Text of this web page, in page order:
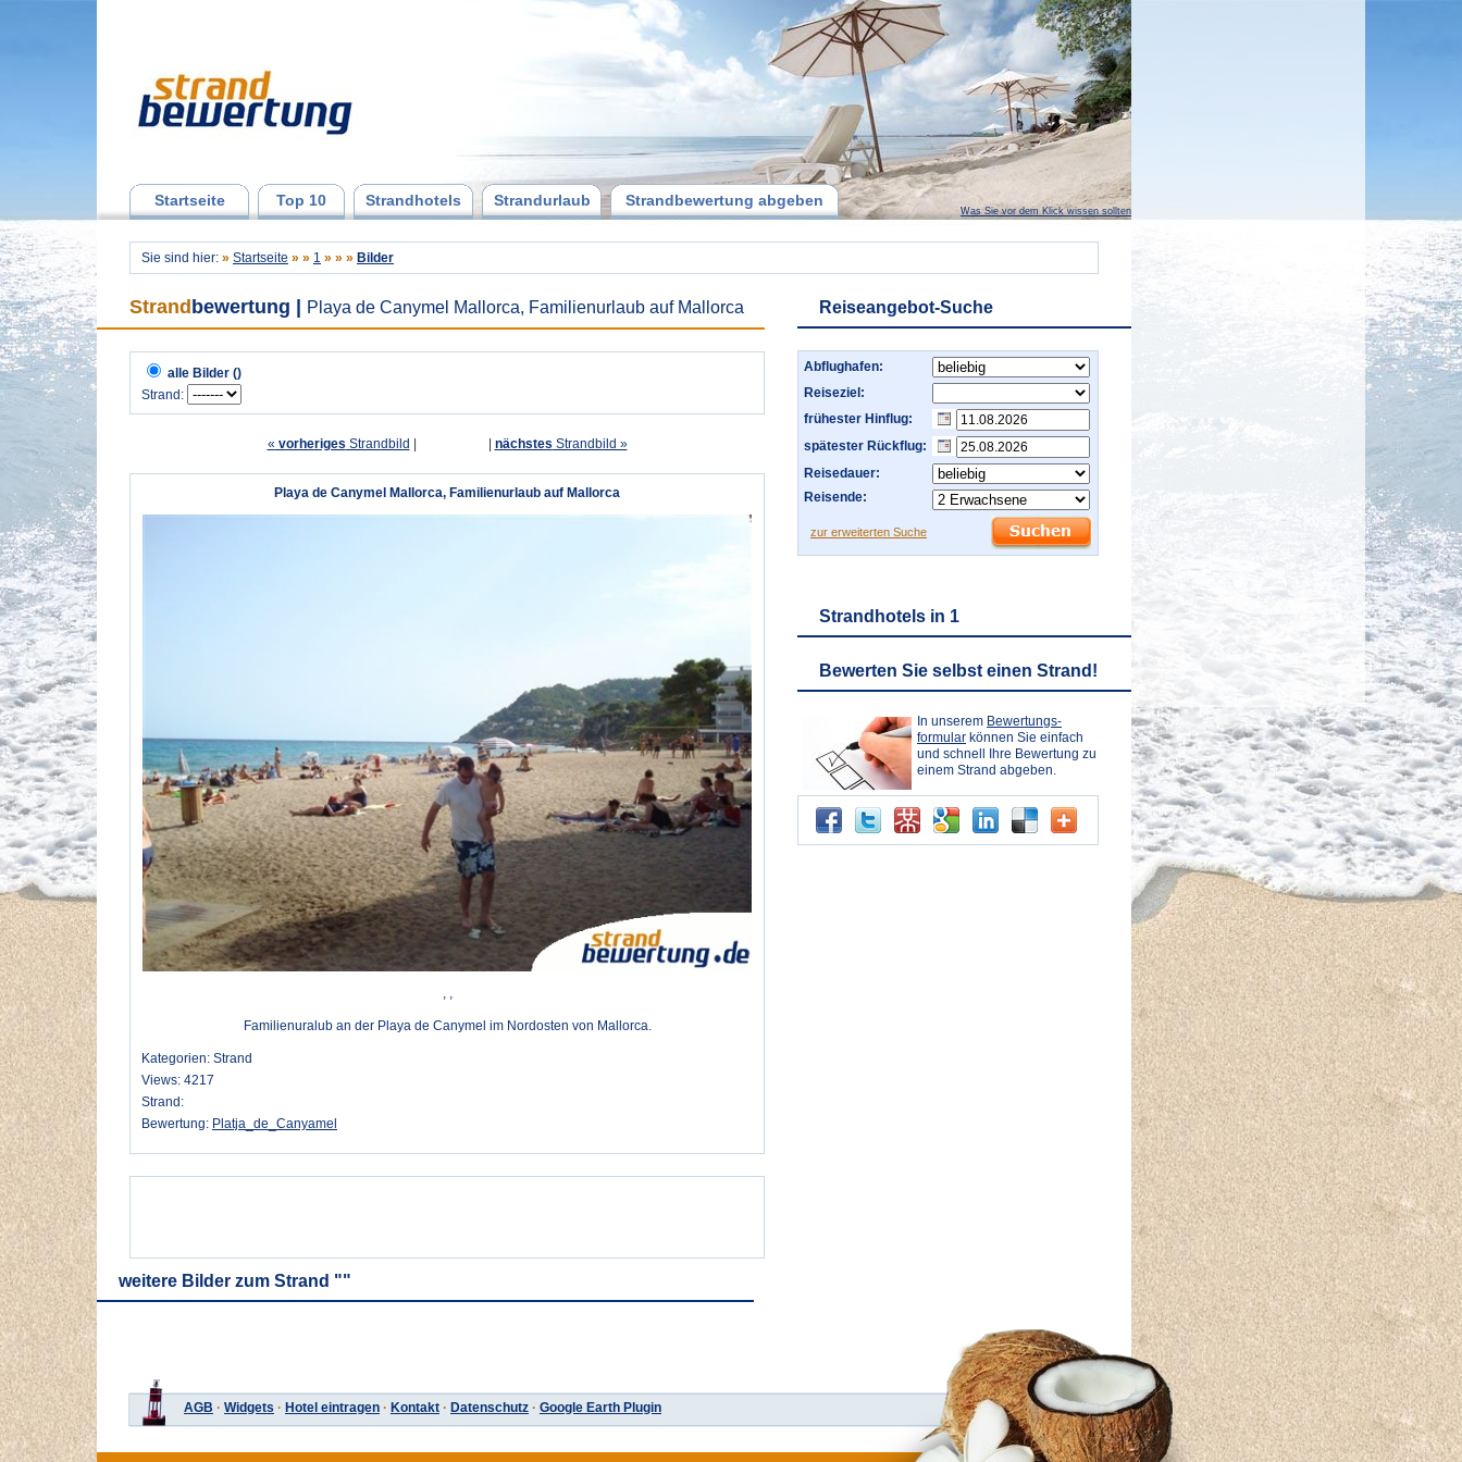
Startseite Top 10 Strandhotels Strandurlaub Strandbewertung abgeben
Was Sie vor dem Klick wissen sollten
Sie sind hier: » Startseite » » 1 » » » Bilder
Strand bewertung Playa de Canymel Mallorca, Familienurlaub auf Mallorca
alle Bilder ()
Strand:
« vorheriges Strandbild nächstes Strandbild »
Playa de Canymel Mallorca, Familienurlaub auf Mallorca
, ,
Familienuralub an der Playa de Canymel im Nordosten von Mallorca.
Kategorien: Strand
Views: 4217
Strand:
Bewertung: Platja_de_Canyamel
weitere Bilder zum Strand ""
Reiseangebot-Suche
Abflughafen:
Reiseziel:
frühester Hinflug:
spätester Rückflug:
Reisedauer:
Reisende:
zur erweiterten Suche
Strandhotels in 1
Bewerten Sie selbst einen Strand!
In unserem Bewertungs-
formular können Sie einfach
und schnell Ihre Bewertung zu
einem Strand abgeben.
AGB · Widgets · Hotel eintragen · Kontakt · Datenschutz · Google Earth Plugin